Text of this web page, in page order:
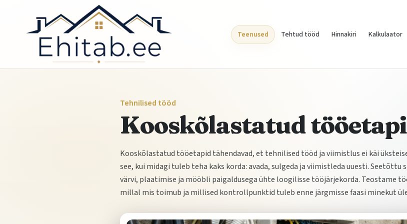
Teenused Tehtud tööd Hinnakiri Kalkulaator
Tehnilised tööd
Kooskõlastatud
Kooskõlastatud tööetapid tähendavad, et tehnilised tööd ja viimistlus ei käi
see, kui midagi tuleb teha kaks korda: avada, sulgeda ja viimistleda uuesti.
värvi, plaatimise ja mööbli paigaldusega ühte loogilisse tööjärjekorda. Teostame
millal mis toimub ja millised kontrollpunktid tuleb enne järgmisse faasi minekut